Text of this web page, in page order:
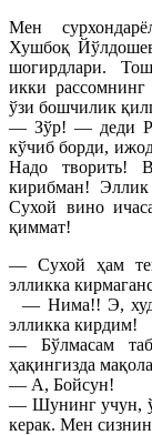
Мен
Хушбоқ
шогирдлари.
икки
ўзи бошчилик
— Зўр! — деди
кўчиб борди,
Надо творить!
кирибман!
Сухой вино
қиммат!
— Сухой ҳам
элликка
— Нима!! Э,
элликка кирдим!
— Бўлмасам
ҳақингизда
— А, Бойсун!
— Шунинг учун,
керак. Мен